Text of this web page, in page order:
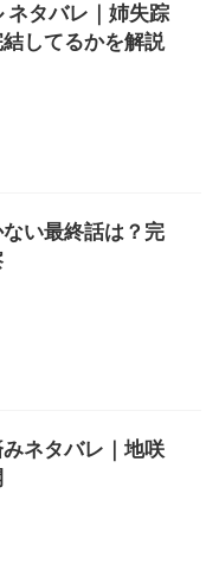
ネタバレ｜姉失踪
してるかを解説
い最終話は？完
ネタバレ｜地咲